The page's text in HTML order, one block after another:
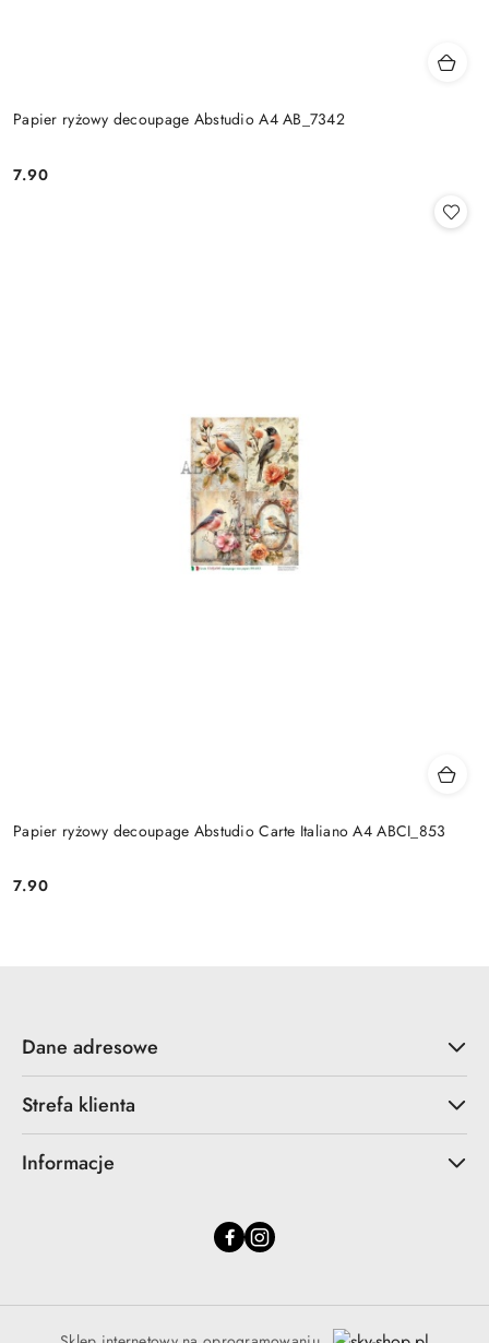
Papier ryżowy decoupage Abstudio A4 AB_7342
Cena:
7.90
Papier ryżowy decoupage Abstudio Carte Italiano A4 ABCI_853
Cena:
7.90
Dane adresowe
Strefa klienta
Informacje